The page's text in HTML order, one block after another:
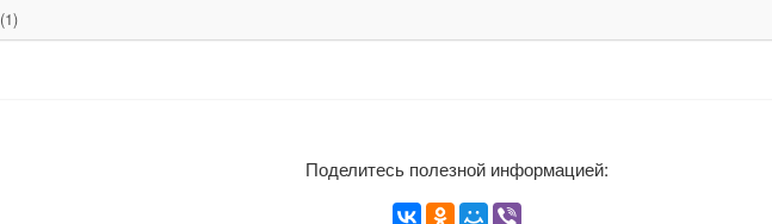
(1)
Поделитесь полезной информацией: